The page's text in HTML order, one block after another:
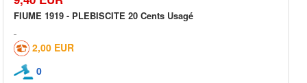
FIUME 1919 - PLEBISCITE 20 Cents Usagé
2,00 EUR
0